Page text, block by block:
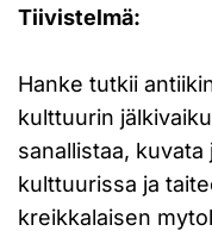
Tiivistelmä:
Hanke tutkii
kulttuurin
sanallistaa,
kulttuurissa ja
kreikkalaisen